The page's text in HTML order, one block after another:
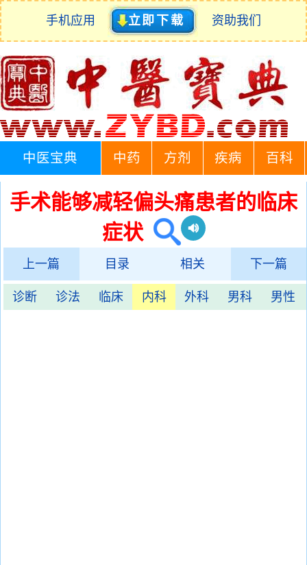
手机应用 立即下载 资助我们
中医宝典 中药 方剂 疾病 百科
手术能够减轻偏头痛患者的临床
症状
上一篇 目录 相关 下一篇
诊断 诊法 临床 内科 外科 男科 男性